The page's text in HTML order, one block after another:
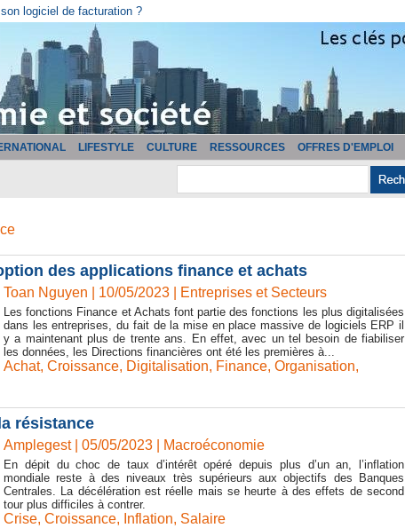
logiciel de facturation ?
LIFESTYLE CULTURE RESSOURCES OFFRES D'EMPLOI
des applications finance et achats
Toan Nguyen | 10/05/2023 Entreprises et Secteurs
Les fonctions Finance et Achats font partie des fonctions les plus digitalisées
dans les entreprises, du fait de la mise en place massive de logiciels ERP il
y a maintenant plus de trente ans. En effet, avec un tel besoin de fiabiliser
les données, les Directions financières ont été les premières à...
Achat, Croissance, Digitalisation, Finance, Organisation,
résistance
Amplegest | 05/05/2023 Macroéconomie
En dépit du choc de taux d’intérêt opéré depuis plus d’un an, l’inflation
mondiale reste à des niveaux très supérieurs aux objectifs des Banques
Centrales. La décélération est réelle mais se heurte à des effets de second
tour plus difficiles à contrer.
Crise, Croissance, Inflation, Salaire